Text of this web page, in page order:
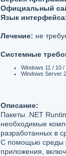
Официальный
Язык
Лечение: не
Системные
Windows 11 / 10
Windows Server
Описание:
Пакеты .NET
необходимые
разработанных в
С помощью среды
приложения,